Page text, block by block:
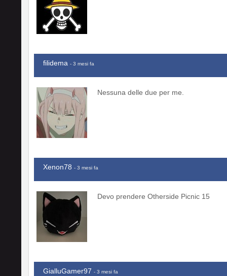
filidema - 3 mesi fa
Nessuna delle due per me.
Xenon78 - 3 mesi fa
Devo prendere Otherside Picnic 15
GialluGamer97 - 3 mesi fa